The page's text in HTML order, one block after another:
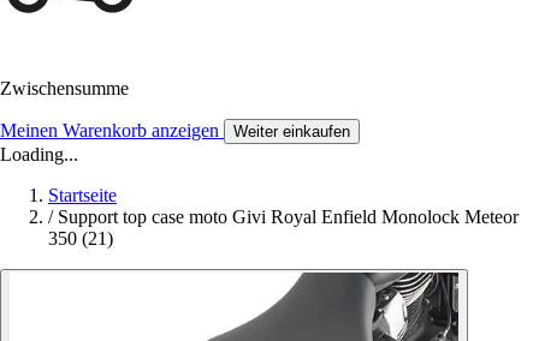
Zwischensumme
Meinen Warenkorb anzeigen Weiter einkaufen
Loading...
Startseite
/ Support top case moto Givi Royal Enfield Monolock Meteor
350 (21)